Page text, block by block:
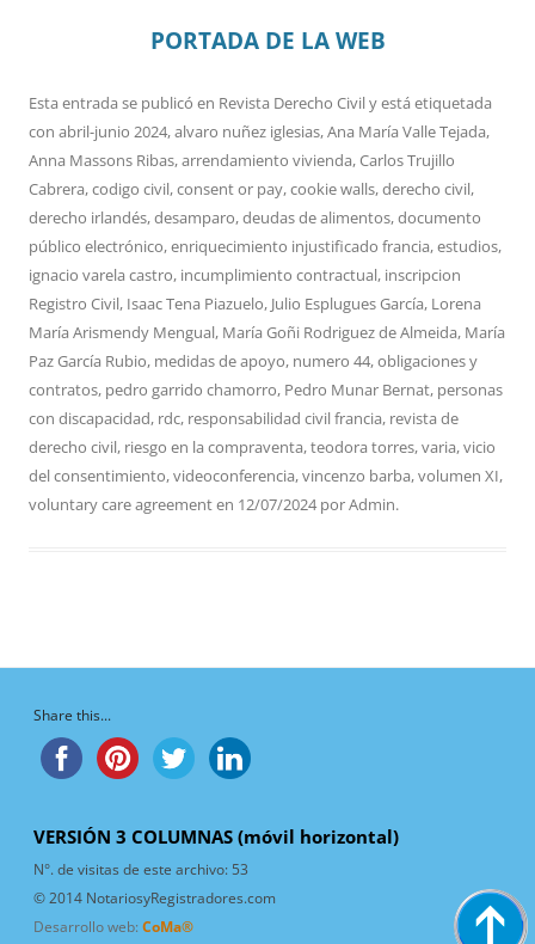
PORTADA DE LA WEB
Esta entrada se publicó en Revista Derecho Civily está etiquetada
con abril-junio 2024,alvaro nuñez iglesias,Ana María Valle Tejada,
Anna Massons Ribas,arrendamiento vivienda,Carlos Trujillo
Cabrera,codigo civil,consent or pay,cookie walls,derecho civil,
derecho irlandés,desamparo,deudas de alimentos,documento
público electrónico,enriquecimiento injustificado francia,estudios,
ignacio varela castro, incumplimiento contractual, inscripcion
Registro Civil, Isaac Tena Piazuelo, Julio Esplugues García, Lorena
María Arismendy Mengual, María Goñi Rodriguez de Almeida, María
Paz García Rubio, medidas de apoyo, numero 44,obligaciones y
contratos, pedro garrido chamorro, Pedro Munar Bernat, personas
con discapacidad, rdc, responsabilidad civil francia, revista de
derecho civil, riesgo en la compraventa,teodora torres,varia,vicio
del consentimiento,videoconferencia,vincenzo barba,volumen XI,
voluntary care agreementen 12/07/2024porAdmin.
Share this...
VERSIÓN 3 COLUMNAS (móvil horizontal)
N°. de visitas de este archivo: 53
© 2014 NotariosyRegistradores.com
Desarrollo web: CoMa®